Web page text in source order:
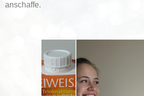
anschaffe.